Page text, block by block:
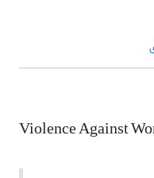
Violence Against